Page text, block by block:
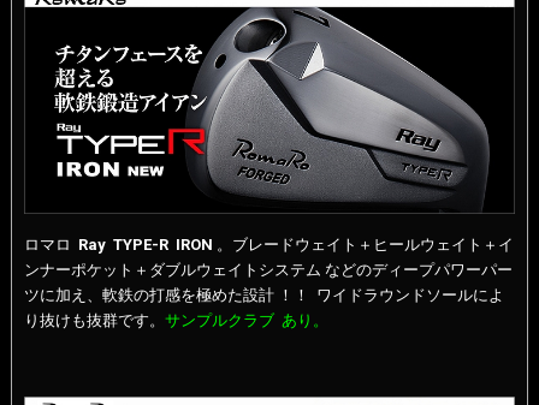
ロマロ Ray TYPE-R IRON 。ブレードウェイト＋ヒールウェイト＋イ
ンナーポケット＋ダブルウェイトシステム などのディープパワーパー
ツに加え、軟鉄の打感を極めた設計 ！！ ワイドラウンドソールによ
り抜けも抜群です。 サンプルクラブ あり。